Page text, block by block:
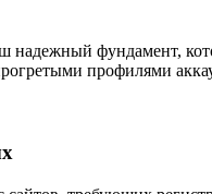
фундамент,
профилями